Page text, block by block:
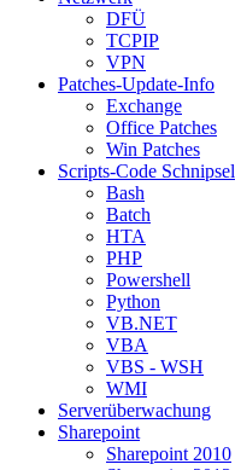
DFÜ
TCPIP
VPN
Patches-Update-Info
Exchange
Office Patches
Win Patches
Scripts-Code Schnipsel
Bash
Batch
HTA
PHP
Powershell
Python
VB.NET
VBA
VBS - WSH
WMI
Serverüberwachung
Sharepoint
Sharepoint 2010